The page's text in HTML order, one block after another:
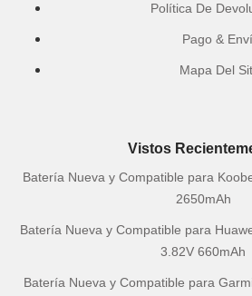
Política De
Pago &
Mapa Del
Vistos
Batería Nueva y Compatible para
2650mAh
Batería Nueva y Compatible para
3.82V 660mAh
Batería Nueva y Compatible para